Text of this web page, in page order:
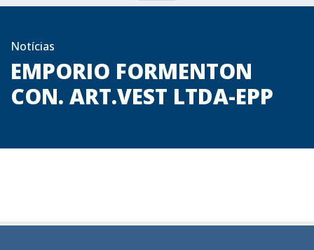
Notícias
EMPORIO FORMENTON
CON. ART.VEST LTDA-EPP